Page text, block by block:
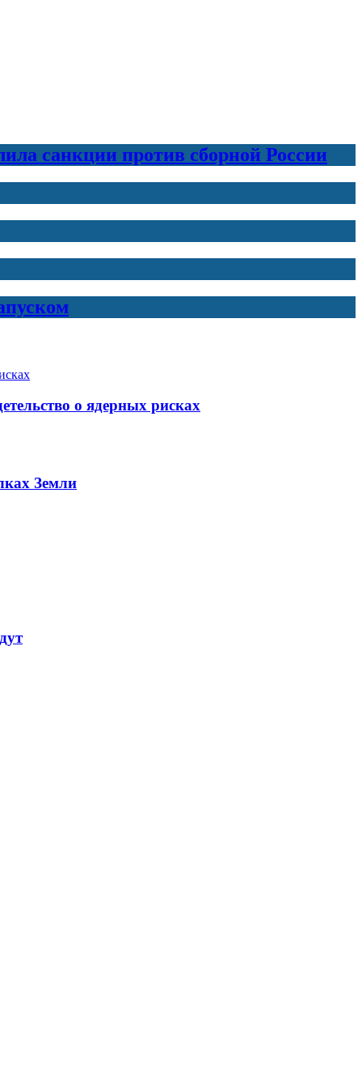
санкции против сборной России
о ядерных рисках
Земли